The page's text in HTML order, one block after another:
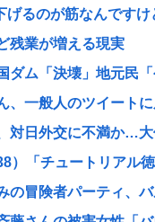
げるのが筋なんです
残業が増える現実
ダム「決壊」地元民
、一般人のツイート
対日外交に不満か…
）「チュートリアル
の冒険者パーティ、